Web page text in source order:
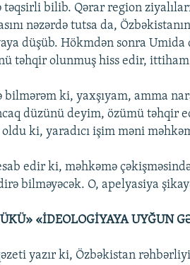
bilib. Qərar region
nəzərdə tutsa da,
düşüb. Hökmdən sonra
təhqir olunmuş hiss edir, ittiham
ki, yaxşıyam, amma
düzünü deyim, özümü təhqir
ki, yaradıcı işim məni
edir ki, məhkəmə
bilməyəcək. O, apelyasiya
«İDEOLOGİYAYA UYĞUN
yazır ki, Özbəkistan